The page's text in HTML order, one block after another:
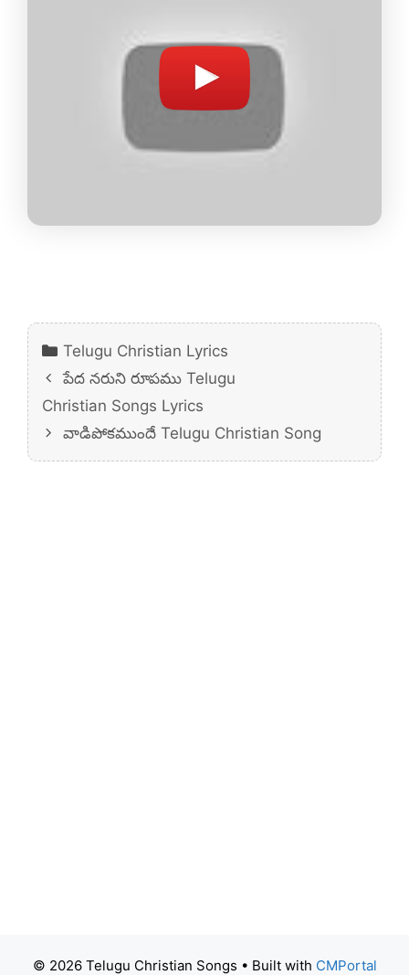
Categories
Telugu Christian Lyrics
పేద నరుని రూపము Telugu
Christian Songs Lyrics
వాడిపోకముందే Telugu Christian Song
© 2026 Telugu Christian Songs • Built with CMPortal